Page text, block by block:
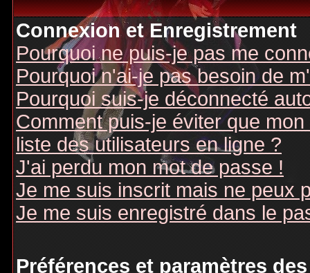
Connexion et Enregistrement
Pourquoi ne puis-je pas me
Pourquoi n'ai-je pas besoin de
Pourquoi suis-je déconnecté
Comment puis-je éviter que
liste des utilisateurs en ligne ?
J'ai perdu mon mot de passe !
Je me suis inscrit mais ne peux
Je me suis enregistré dans le
Préférences et paramètres